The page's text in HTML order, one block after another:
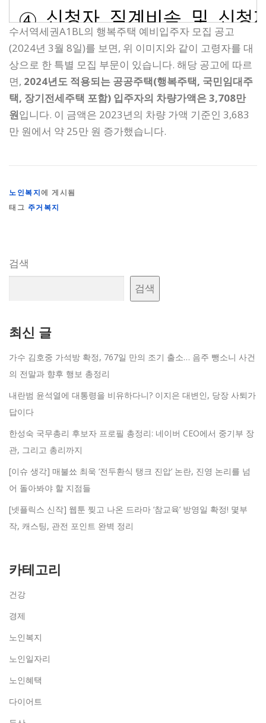
수서역세권A1BL의 행복주택 예비입주자 모집 공고
(2024년 3월 8일)를 보면, 위 이미지와 같이 고령자를 대
상으로 한 특별 모집 부문이 있습니다. 해당 공고에 따르
면, 2024년도 적용되는 공공주택(행복주택, 국민임대주
택, 장기전세주택 포함) 입주자의 차량가액은 3,708만
원입니다. 이 금액은 2023년의 차량 가액 기준인 3,683
만 원에서 약 25만 원 증가했습니다.
노인복지에 게시됨
태그 주거복지
검색
검색
최신 글
가수 김호중 가석방 확정, 767일 만의 조기 출소… 음주 뺑소니 사건
의 전말과 향후 행보 총정리
내란범 윤석열에 대통령을 비유하다니? 이지은 대변인, 당장 사퇴가
답이다
한성숙 국무총리 후보자 프로필 총정리: 네이버 CEO에서 중기부 장
관, 그리고 총리까지
[이슈 생각] 매불쑈 최욱 ‘전두환식 탱크 진압’ 논란, 진영 논리를 넘
어 돌아봐야 할 지점들
[넷플릭스 신작] 웹툰 찢고 나온 드라마 ‘참교육’ 방영일 확정! 몇부
작, 캐스팅, 관전 포인트 완벽 정리
카테고리
건강
경제
노인복지
노인일자리
노인혜택
다이어트